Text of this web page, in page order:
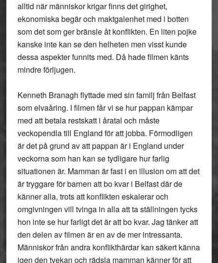
alltid när människor krigar finns det girighet,
ekonomiska begär och maktgalenhet med i botten
som det som ger bränsle åt konflikten. En liten pojke
kanske inte kan se den helheten men visst kunde
dessa aspekter funnits med. Då hade filmen känts
mindre förljugen.
Kenneth Branagh flyttade med sin familj från Belfast
som elvaåring. I filmen får vi se hur pappan kämpar
med att betala restskatt i åratal och måste
veckopendla till England för att jobba. Förmodligen
är det på grund av att pappan är i England under
veckorna som han kan se tydligare hur farlig
situationen är. Mamman är fast i en illusion om att det
är tryggare för barnen att bo kvar i Belfast där de
känner alla, trots att konflikten eskalerar och
omgivningen vill tvinga in alla att ta ställningen tycks
hon inte se hur farligt det är att bo kvar. Jag tänker att
den delen av filmen är en av de mer intressanta.
Människor från andra konflikthärdar kan säkert känna
igen den tvekan och rädsla mamman känner för att